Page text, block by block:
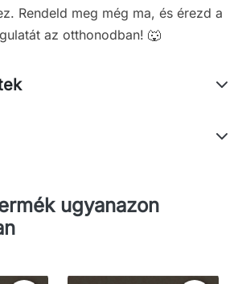
Rendeld meg még ma, és érezd a
az otthonodban! 🐺
ugyanazon